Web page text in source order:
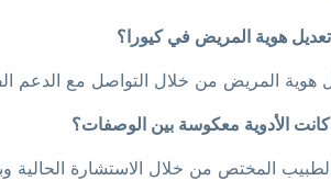
هوية المريض في كيورا؟
هوية المريض من خلال التواصل مع الدعم
كانت الأدوية معكوسة بين الوصفات؟
المختص من خلال الاستشارة الحالية